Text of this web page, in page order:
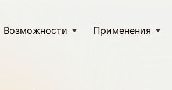
Возможности Применения